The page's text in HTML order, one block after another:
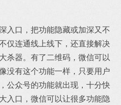
入口，把功能隐藏或加深又不
仅连通线上线下，还直接解决
杀器。有了二维码，微信可以
没有这个功能一样，只要用户
公众号的功能就出现，十分快
入口，微信可以让很多功能隐